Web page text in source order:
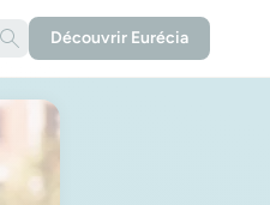
Découvrir Eurécia